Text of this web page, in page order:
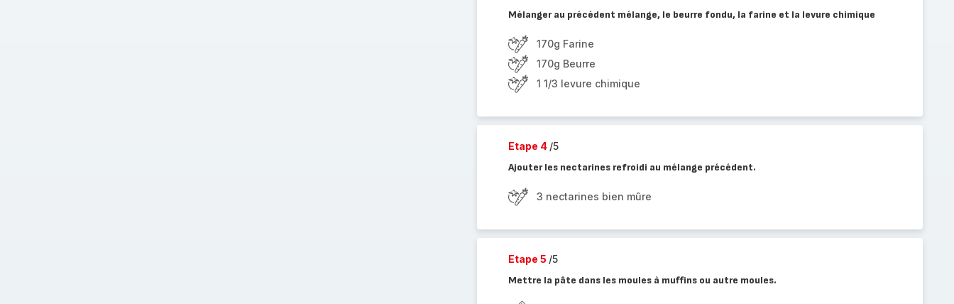
Mélanger au précédent mélange, le beurre fondu, la farine et la levure chimique
170g Farine
170g Beurre
1 1/3 levure chimique
Etape 4 /5
Ajouter les nectarines refroidi au mélange précédent.
3 nectarines bien mûre
Etape 5 /5
Mettre la pâte dans les moules à muffins ou autre moules.